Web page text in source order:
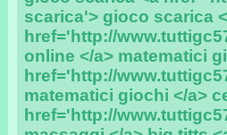
scarica'> gioco scarica
href='http://
online </a> matematici
href='http://
matematici giochi </a>
href='http://